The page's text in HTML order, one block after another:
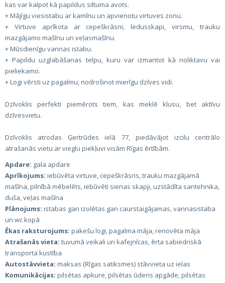
kas var kalpot kā papildus siltuma avots.
+ Mājīgu viesistabu ar kamīnu un apvienotu virtuves zonu.
+ Virtuve aprīkota ar cepeškrāsni, ledusskapi, virsmu, trauku
mazgājamo mašīnu un veļasmašīnu.
+ Mūsdienīgu vannas istabu.
+ Papildu uzglabāšanas telpu, kuru var izmantot kā noliktavu vai
pieliekamo.
+ Logi vērsti uz pagalmu, nodrošinot mierīgu dzīves vidi.
Dzīvoklis perfekti piemērots tiem, kas meklē klusu, bet aktīvu
dzīvesvietu.
Dzīvoklis atrodas Ģertrūdes ielā 77, piedāvājot izcilu centrālo
atrašanās vietu ar vieglu piekļuvi visām Rīgas ērtībām.
Apdare: gala apdare
Aprīkojums: iebūvēta virtuve, cepeškrāsns, trauku mazgājamā
mašīna, pilnībā mēbelēts, iebūvēti sienas skapji, uzstādīta santehnika,
duša, veļas mašīna
Plānojums: istabas gan izolētas gan caurstaigājamas, vannasistaba
un wc kopā
Ēkas raksturojums: pakešu logi, pagalma māja, renovēta māja
Atrašanās vieta: tuvumā veikali un kafejnīcas, ērta sabiedriskā
transporta kustība
Autostāvvieta: maksas (Rīgas satiksmes) stāvvieta uz ielas
Komunikācijas: pilsētas apkure, pilsētas ūdens apgāde, pilsētas